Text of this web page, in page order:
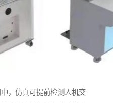
，仿真可提前检测人机交